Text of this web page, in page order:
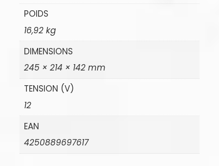
POIDS
16,92 kg
DIMENSIONS
245 × 214 × 142 mm
TENSION (V)
12
EAN
4250889697617